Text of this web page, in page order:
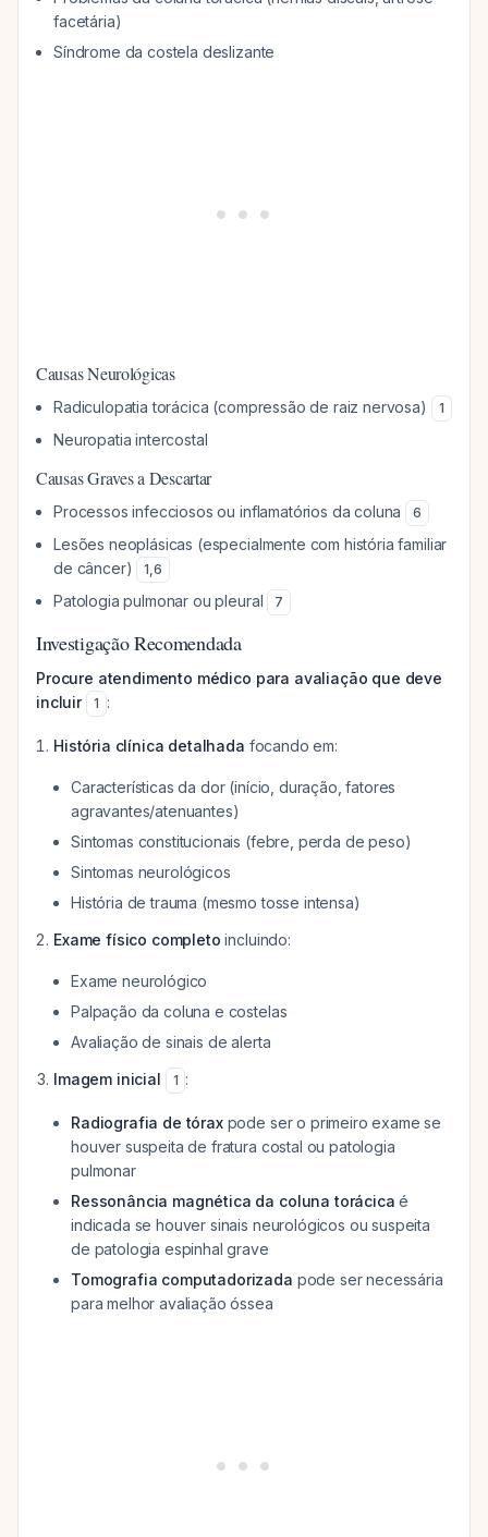
facetária)
Síndrome da costela deslizante
Causas Neurológicas
Radiculopatia torácica (compressão de raiz nervosa) 1
Neuropatia intercostal
Causas Graves a Descartar
Processos infecciosos ou inflamatórios da coluna 6
Lesões neoplásicas (especialmente com história familiar
de câncer)
1,6
Patologia pulmonar ou pleural 7
Investigação Recomendada
Procure atendimento médico para avaliação que deve
incluir
1 :
História clínica detalhada focando em:
Características da dor (início, duração, fatores
agravantes/atenuantes)
Sintomas constitucionais (febre, perda de peso)
Sintomas neurológicos
História de trauma (mesmo tosse intensa)
Exame físico completo incluindo:
Exame neurológico
Palpação da coluna e costelas
Avaliação de sinais de alerta
Imagem inicial
1 :
Radiografia de tóraxpode ser o primeiro exame se
houver suspeita de fratura costal ou patologia
pulmonar
Ressonância magnética da coluna torácica é
indicada se houver sinais neurológicos ou suspeita
de patologia espinhal grave
Tomografia computadorizada pode ser necessária
para melhor avaliação óssea